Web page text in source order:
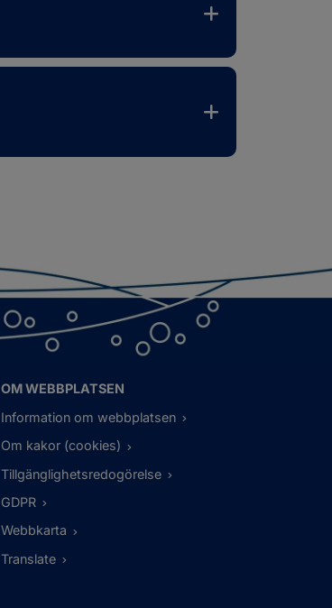
OM WEBBPLATSEN
Information om webbplatsen
Om kakor (cookies)
Tillgänglighetsredogörelse
GDPR
Webbkarta
Translate